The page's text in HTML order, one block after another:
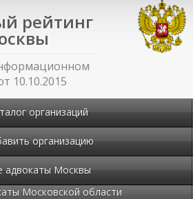
рейтинг
10.10.2015
организаций
организацию
адвокаты Москвы
Московской области